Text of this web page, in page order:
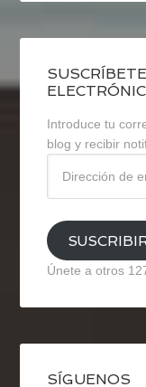
Introduce tu
blog y recibir
email
Únete a otros
SÍGUENOS